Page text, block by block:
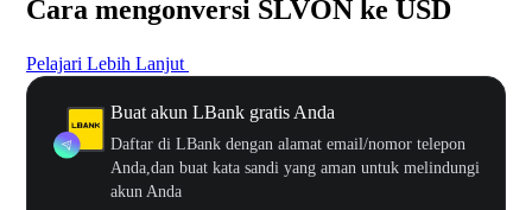
Cara mengonversi SLVON ke USD
Pelajari Lebih Lanjut
Buat akun LBank gratis Anda
Daftar di LBank dengan alamat email/nomor telepon
Anda,dan buat kata sandi yang aman untuk melindungi
akun Anda